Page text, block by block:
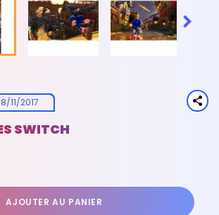

11/2017
SWITCH
AJOUTER AU PANIER